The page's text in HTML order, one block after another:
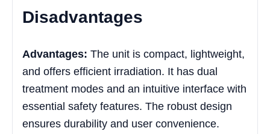
Disadvantages
Advantages: The unit is compact, lightweight,
and offers efficient irradiation. It has dual
treatment modes and an intuitive interface with
essential safety features. The robust design
ensures durability and user convenience.